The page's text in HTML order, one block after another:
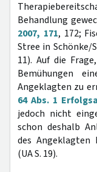
Behandlung
2007, 171, 172;
Stree in Schönke/
11). Auf die
Bemühungen
Angeklagten zu
64 Abs. 1
jedoch nicht
schon deshalb
des Angeklagten
(UA S. 19).